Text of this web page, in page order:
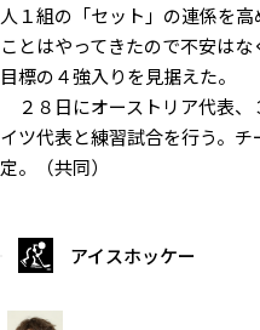
人１組の「セット」の連係を
ことはやってきたので不安は
目標の４強入りを見据えた。
２８日にオーストリア代表、
イツ代表と練習試合を行う。
定。（共同）
アイスホッケー